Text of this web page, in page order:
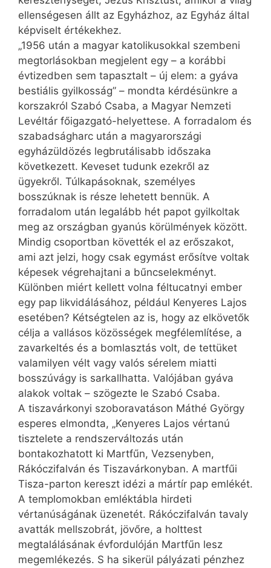
ellenségesen állt az Egyházhoz, az Egyház által
képviselt értékekhez.
„1956 után a magyar katolikusokkal szembeni
megtorlásokban megjelent egy – a korábbi
évtizedben sem tapasztalt – új elem: a gyáva
bestiális gyilkosság” – mondta kérdésünkre a
korszakról Szabó Csaba, a Magyar Nemzeti
Levéltár főigazgató-helyettese. A forradalom és
szabadságharc után a magyarországi
egyházüldözés legbrutálisabb időszaka
következett. Keveset tudunk ezekről az
ügyekről. Túlkapásoknak, személyes
bosszúknak is része lehetett bennük. A
forradalom után legalább hét papot gyilkoltak
meg az országban gyanús körülmények között.
Mindig csoportban követték el az erőszakot,
ami azt jelzi, hogy csak egymást erősítve voltak
képesek végrehajtani a bűncselekményt.
Különben miért kellett volna féltucatnyi ember
egy pap likvidálásához, például Kenyeres Lajos
esetében? Kétségtelen az is, hogy az elkövetők
célja a vallásos közösségek megfélemlítése, a
zavarkeltés és a bomlasztás volt, de tettüket
valamilyen vélt vagy valós sérelem miatti
bosszúvágy is sarkallhatta. Valójában gyáva
alakok voltak – szögezte le Szabó Csaba.
A tiszavárkonyi szoboravatáson Máthé György
esperes elmondta, „Kenyeres Lajos vértanú
tisztelete a rendszerváltozás után
bontakozhatott ki Martfűn, Vezsenyben,
Rákóczifalván és Tiszavárkonyban. A martfűi
Tisza-parton kereszt idézi a mártír pap emlékét.
A templomokban emléktábla hirdeti
vértanúságának üzenetét. Rákóczifalván tavaly
avatták mellszobrát, jövőre, a holttest
megtalálásának évfordulóján Martfűn lesz
megemlékezés. S ha sikerül pályázati pénzhez